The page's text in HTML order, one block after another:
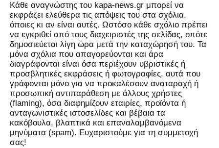
Kάθε αναγνώστης του kapa-news.gr μπορεί να
εκφράζει ελεύθερα τις απόψεις του στα σχόλια,
όποιες κι αν είναι αυτές. Ωστόσο κάθε σχόλιο πρέπει
να εγκριθεί από τους διαχειριστές της σελίδας, οπότε
δημοσιεύεται λίγη ώρα μετά την καταχώρησή του. Τα
μόνα σχόλια που απαγορεύονται και άρα
διαγράφονται είναι όσα περιέχουν υβριστικές ή
προσβλητικές εκφράσεις ή φωτογραφίες, αυτά που
γράφονται μόνο για να προκαλέσουν αναταραχή ή
προσωπική αντιπαράθεση με άλλους χρήστες
(flaming), όσα διαφημίζουν εταιρίες, προϊόντα ή
ανταγωνιστικές ιστοσελίδες και βέβαια τα
κακόβουλα, βλαπτικά και επαναλαμβανόμενα
μηνύματα (spam). Ευχαριστούμε για τη συμμετοχή
σας!